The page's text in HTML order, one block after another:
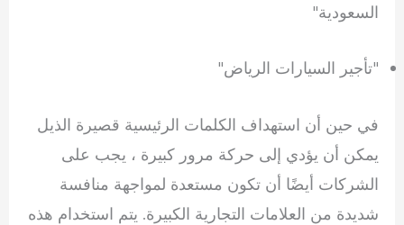
السعودية"
"تأجير السيارات الرياض"
في حين أن استهداف الكلمات الرئيسية قصيرة الذيل
يمكن أن يؤدي إلى حركة مرور كبيرة ، يجب على
الشركات أيضًا أن تكون مستعدة لمواجهة منافسة
شديدة من العلامات التجارية الكبيرة. يتم استخدام هذه